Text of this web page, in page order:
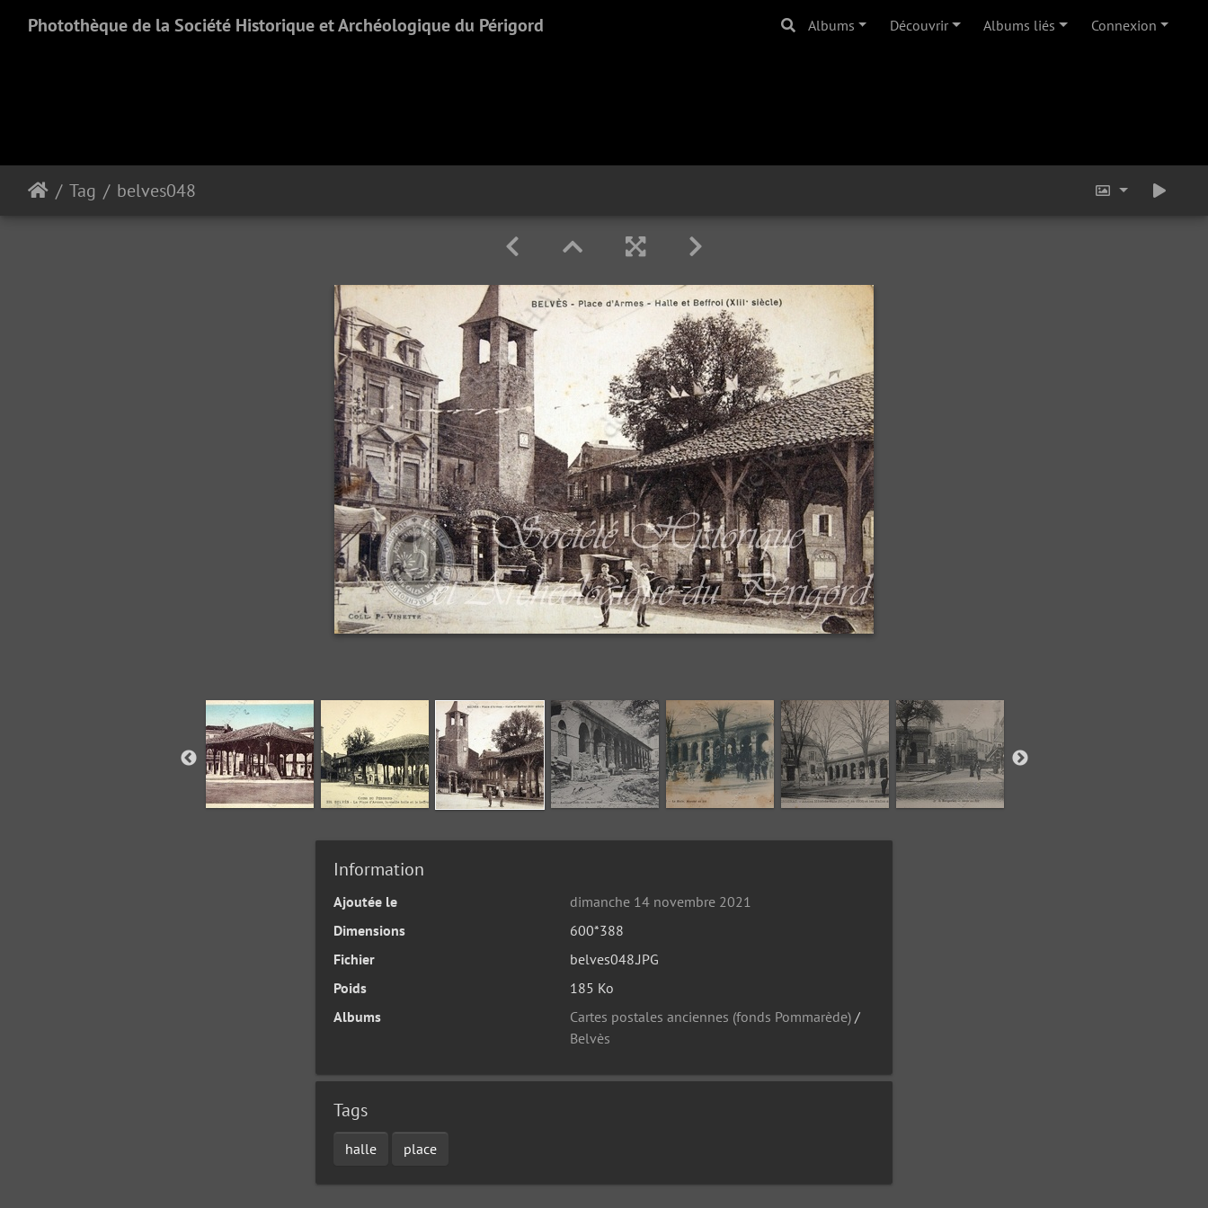
Photothèque de la Société Historique et Archéologique du Périgord Albums Découvrir Albums liés Connexion
Tag belves048
Information
Ajoutée le
dimanche 14 novembre 2021
Dimensions
600*388
Fichier
belves048.JPG
Poids
185 Ko
Albums
Cartes postales anciennes (fonds Pommarède) /
Belvès
Tags
halle place